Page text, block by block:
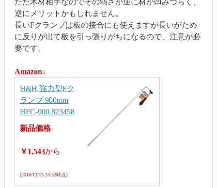
ただ木材相手なのでその弱さが逆に材が凹みづらく、
逆にメリットかもしれません。
長いFクランプは板の接合にも使えますが長いがため
に反りが出て板を引っ張りがちになるので、注意が必
要です。
Amazon↓
H&H 強力型Fク
ランプ 900mm
HFC-900 823458
新品価格
￥1,543から
(2016/12/13 23:32時点)